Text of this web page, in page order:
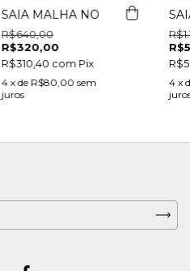
SAIA MALHA NÓ
R$640,00
R$320,00
R$310,40 com Pix
4 x de R$80,00 sem
juros
4 x